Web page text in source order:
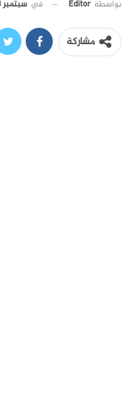
بواسطة Editor في سبتمبر 23, 2025
مشاركة